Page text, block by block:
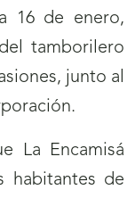
16 de enero,
tamborilero
junto al
La Encamisá
habitantes de